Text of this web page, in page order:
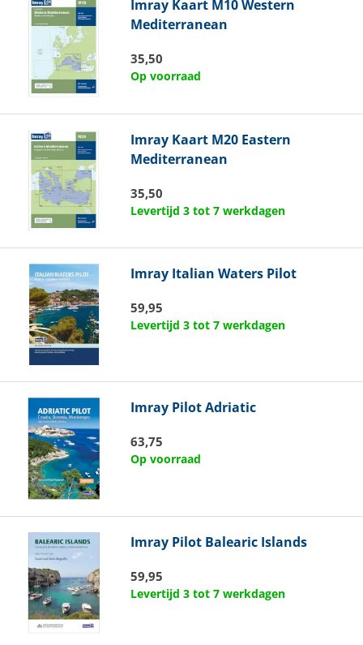
Imray Kaart M10 Western
Mediterranean
35,50
Op voorraad
Imray Kaart M20 Eastern
Mediterranean
35,50
Levertijd 3 tot 7 werkdagen
Imray Italian Waters Pilot
59,95
Levertijd 3 tot 7 werkdagen
Imray Pilot Adriatic
63,75
Op voorraad
Imray Pilot Balearic Islands
59,95
Levertijd 3 tot 7 werkdagen